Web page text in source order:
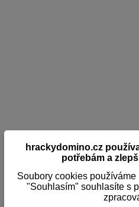
hrackydomino.cz
potřebám a
Soubory cookies
"Souhlasím" souhlasíte s